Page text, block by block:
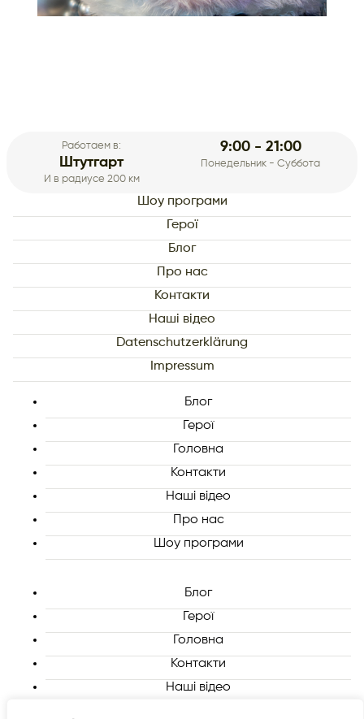
Шоу програми
Герої
Блог
Про нас
Контакти
Наші відео
Datenschutzerklärung
Impressum
Блог
Герої
Головна
Контакти
Наші відео
Про нас
Шоу програми
Блог
Герої
Головна
Контакти
Наші відео
Работаем в:
Штутгарт
И в радиусе 200 км
9:00 - 21:00
Понедельник - Суббота